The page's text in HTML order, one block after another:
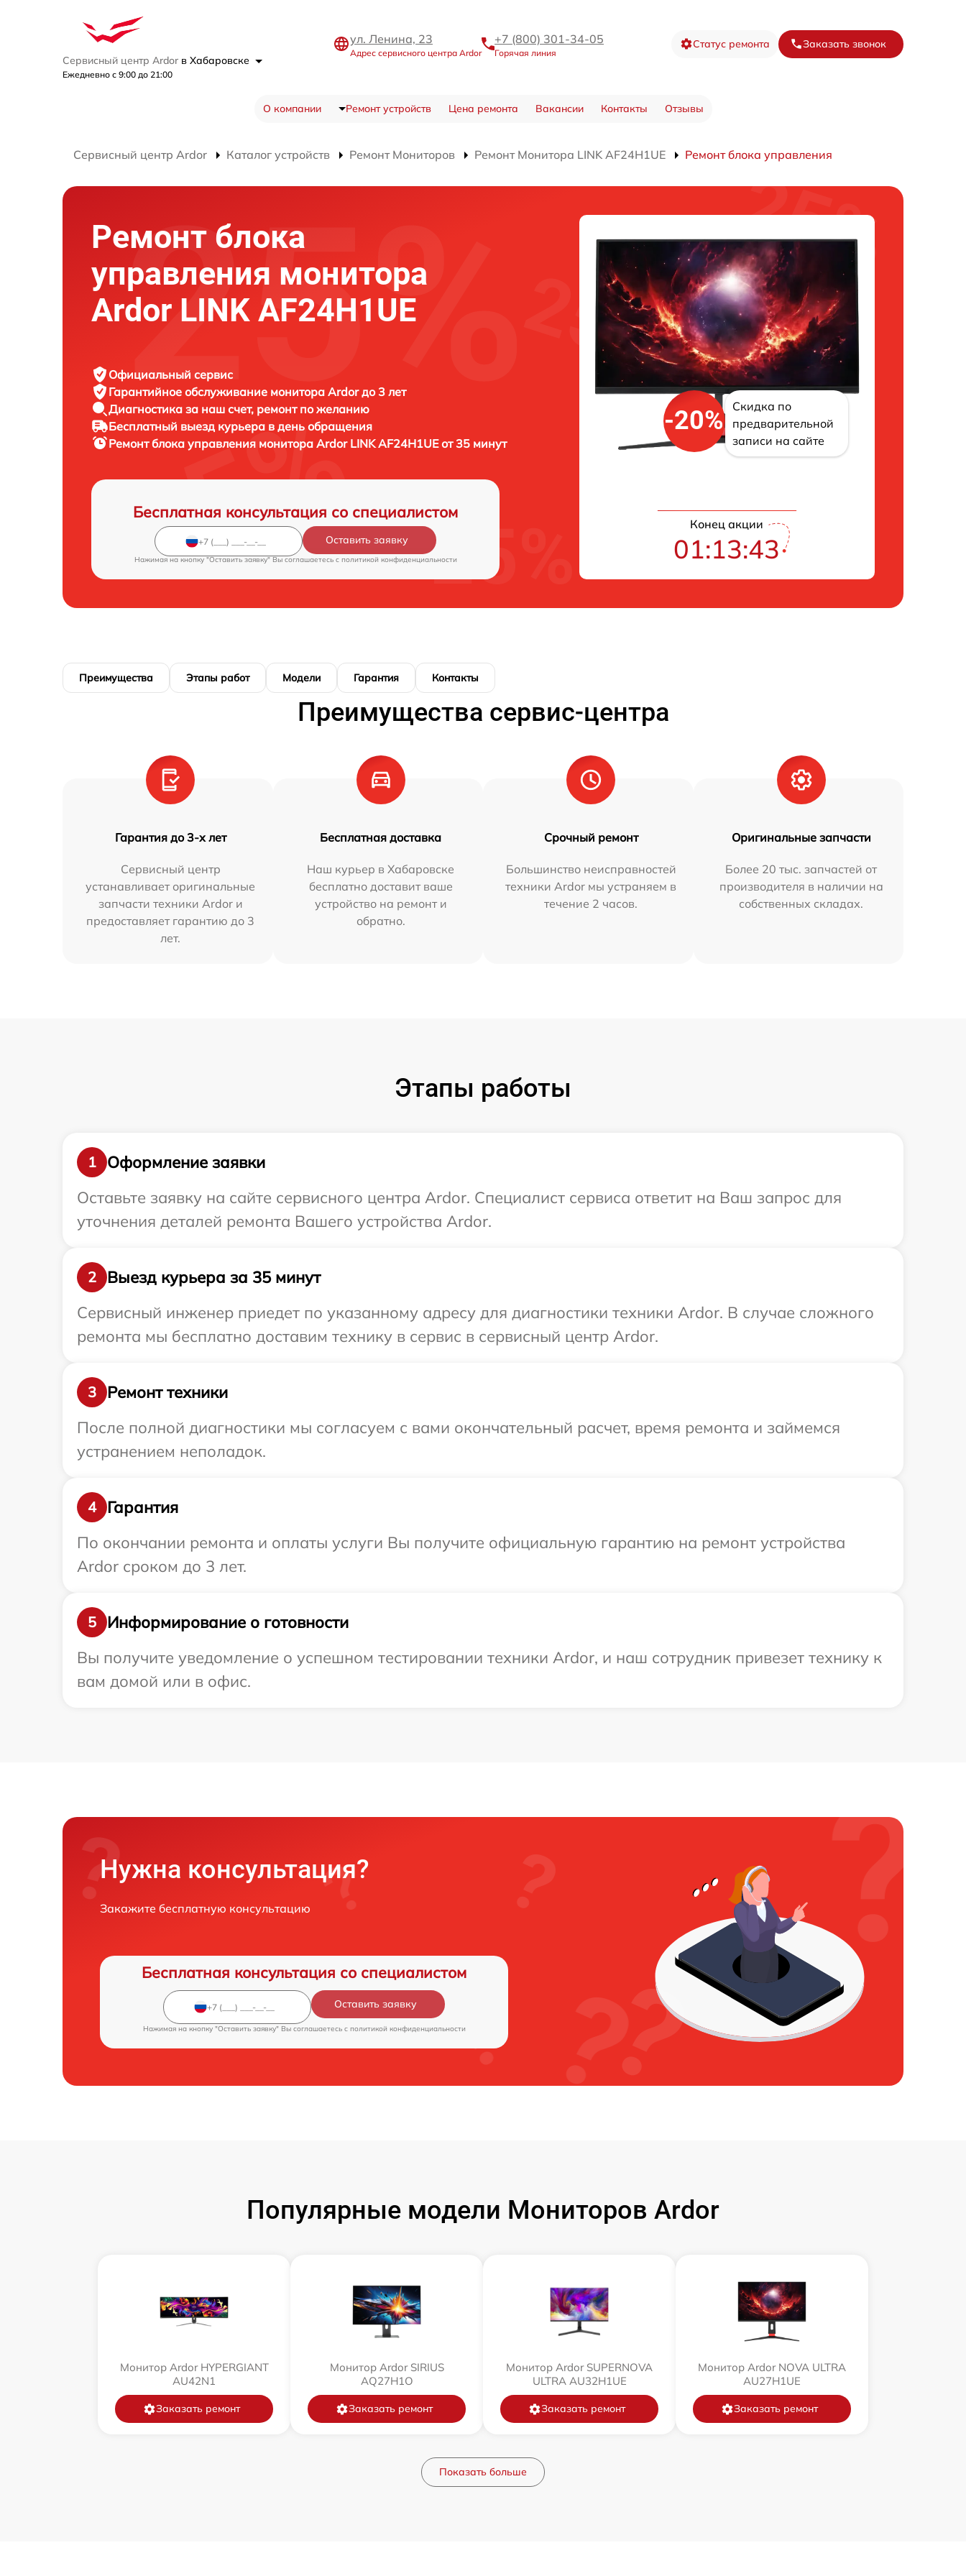
Сервисный центр Ardor в Хабаровске
Ежедневно с 9:00 до 21:00
ул. Ленина, 23
Адрес сервисного центра Ardor
+7 (800) 301-34-05
Горячая линия
Статус ремонта Заказать звонок
О компании Ремонт устройств Цена ремонта Вакансии Контакты Отзывы
Сервисный центр Ardor Каталог устройств Ремонт Мониторов Ремонт Монитора LINK AF24H1UE Ремонт блока управления
Ремонт блока
управления монитора
Ardor LINK AF24H1UE
Официальный сервис
Гарантийное обслуживание монитора Ardor до 3 лет
Диагностика за наш счет, ремонт по желанию
Бесплатный выезд курьера в день обращения
Ремонт блока управления монитора Ardor LINK AF24H1UE от 35 минут
Бесплатная консультация со специалистом
Оставить заявку
Нажимая на кнопку "Оставить заявку" Вы соглашаетесь c политикой конфиденциальности
-20%
Скидка по
предварительной
записи на сайте
Конец акции
01:13:41
Преимущества Этапы работ Модели Гарантия Контакты
Преимущества сервис-центра
Гарантия до 3-х лет
Сервисный центр
устанавливает оригинальные
запчасти техники Ardor и
предоставляет гарантию до 3
лет.
Бесплатная доставка
Наш курьер в Хабаровске
бесплатно доставит ваше
устройство на ремонт и
обратно.
Срочный ремонт
Большинство неисправностей
техники Ardor мы устраняем в
течение 2 часов.
Оригинальные запчасти
Более 20 тыс. запчастей от
производителя в наличии на
собственных складах.
Этапы работы
1
Оформление заявки
Оставьте заявку на сайте сервисного центра Ardor. Специалист сервиса ответит на Ваш запрос для
уточнения деталей ремонта Вашего устройства Ardor.
2
Выезд курьера за 35 минут
Сервисный инженер приедет по указанному адресу для диагностики техники Ardor. В случае сложного
ремонта мы бесплатно доставим технику в сервис в сервисный центр Ardor.
3
Ремонт техники
После полной диагностики мы согласуем с вами окончательный расчет, время ремонта и займемся
устранением неполадок.
4
Гарантия
По окончании ремонта и оплаты услуги Вы получите официальную гарантию на ремонт устройства
Ardor сроком до 3 лет.
5
Информирование о готовности
Вы получите уведомление о успешном тестировании техники Ardor, и наш сотрудник привезет технику к
вам домой или в офис.
Нужна консультация?
Закажите бесплатную консультацию
Бесплатная консультация со специалистом
Оставить заявку
Нажимая на кнопку "Оставить заявку" Вы соглашаетесь c политикой конфиденциальности
Популярные модели Мониторов Ardor
Монитор Ardor HYPERGIANT
AU42N1
Заказать ремонт
Монитор Ardor SIRIUS
AQ27H1O
Заказать ремонт
Монитор Ardor SUPERNOVA
ULTRA AU32H1UE
Заказать ремонт
Монитор Ardor NOVA ULTRA
AU27H1UE
Заказать ремонт
Показать больше